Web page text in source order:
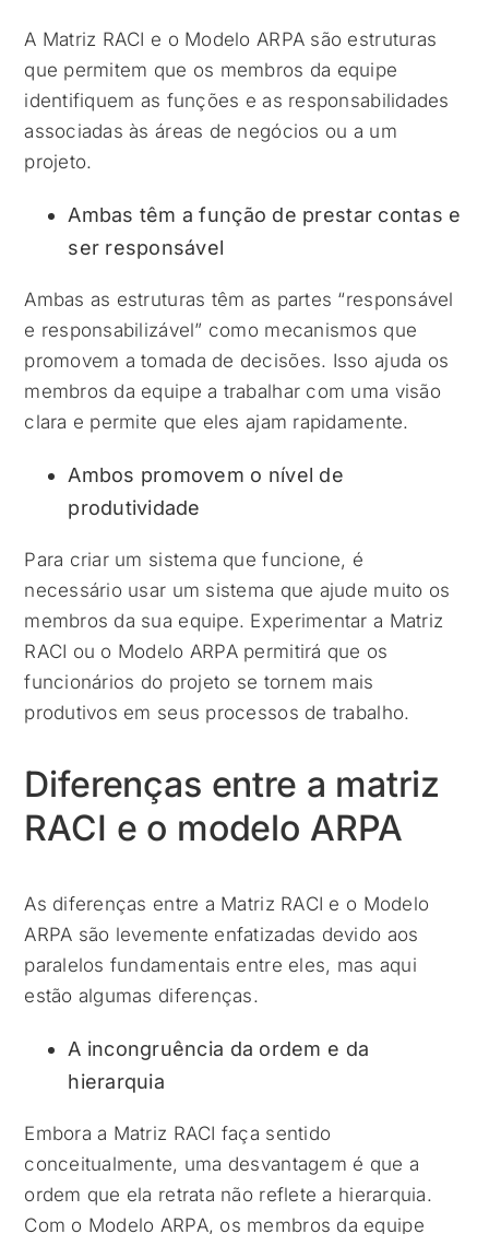
A Matriz RACI e o Modelo ARPA são estruturas
que permitem que os membros da equipe
identifiquem as funções e as responsabilidades
associadas às áreas de negócios ou a um
projeto.
Ambas têm a função de prestar contas e
ser responsável
Ambas as estruturas têm as partes “responsável
e responsabilizável” como mecanismos que
promovem a tomada de decisões. Isso ajuda os
membros da equipe a trabalhar com uma visão
clara e permite que eles ajam rapidamente.
Ambos promovem o nível de
produtividade
Para criar um sistema que funcione, é
necessário usar um sistema que ajude muito os
membros da sua equipe. Experimentar a Matriz
RACI ou o Modelo ARPA permitirá que os
funcionários do projeto se tornem mais
produtivos em seus processos de trabalho.
Diferenças entre a matriz
RACI e o modelo ARPA
As diferenças entre a Matriz RACI e o Modelo
ARPA são levemente enfatizadas devido aos
paralelos fundamentais entre eles, mas aqui
estão algumas diferenças.
A incongruência da ordem e da
hierarquia
Embora a Matriz RACI faça sentido
conceitualmente, uma desvantagem é que a
ordem que ela retrata não reflete a hierarquia.
Com o Modelo ARPA, os membros da equipe